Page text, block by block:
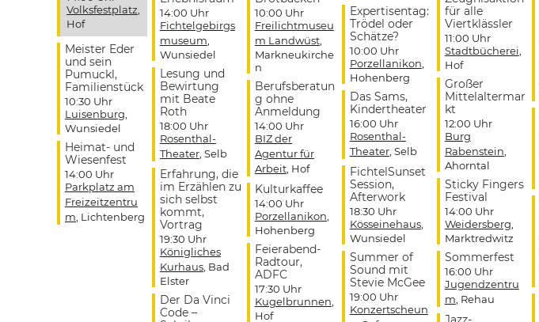
Volksfestplatz,
Hof
Meister Eder
und sein
Pumuckl,
Familienstück
10:30 Uhr
Luisenburg,
Wunsiedel
Heimat- und
Wiesenfest
14:00 Uhr
Parkplatz am
Freizeitzentru
m, Lichtenberg
14:00 Uhr
Fichtelgebirgs
museum,
Wunsiedel
Lesung und
Bewirtung
mit Beate
Roth
18:00 Uhr
Rosenthal-
Theater, Selb
Erfahrung, die
im Erzählen zu
sich selbst
kommt,
Vortrag
19:30 Uhr
Königliches
Kurhaus, Bad
Elster
Der Da Vinci
Code –
10:00 Uhr
Freilichtmuseu
m Landwüst,
Markneukirche
n
Berufsberatun
g ohne
Anmeldung
14:00 Uhr
BIZ der
Agentur für
Arbeit, Hof
Kulturkaffee
14:00 Uhr
Porzellanikon,
Hohenberg
Feierabend-
Radtour,
ADFC
17:30 Uhr
Kugelbrunnen,
Hof
Expertisentag:
Trödel oder
Schätze?
10:00 Uhr
Porzellanikon,
Hohenberg
Das Sams,
Kindertheater
16:00 Uhr
Rosenthal-
Theater, Selb
FichtelSunset
Session,
Afterwork
18:30 Uhr
Kösseinehaus,
Wunsiedel
Summer of
Sound mit
Stevie McGee
19:00 Uhr
Konzertscheun
für alle
Viertklässler
11:00 Uhr
Stadtbücherei,
Hof
Großer
Mittelaltermar
kt
12:00 Uhr
Burg
Rabenstein,
Ahorntal
Sticky Fingers
Festival
14:00 Uhr
Weidersberg,
Marktredwitz
Sommerfest
16:00 Uhr
Jugendzentru
m, Rehau